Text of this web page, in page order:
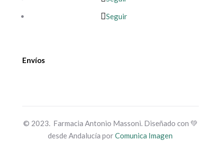
Seguir
Envíos
© 2023. Farmacia Antonio Massoni. Diseñado con 💚
desde Andalucía porComunica Imagen